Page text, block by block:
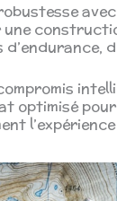
avec
optimisé